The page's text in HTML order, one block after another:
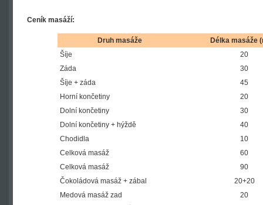
Ceník masáží:
Druh masáže
Délka masáže
Šíje
20
Záda
30
Šíje + záda
45
Horní končetiny
20
Dolní končetiny
30
Dolní končetiny + hýždě
40
Chodidla
10
Celková masáž
60
Celková masáž
90
Čokoládová masáž + zábal
20+20
Medová masáž zad
20